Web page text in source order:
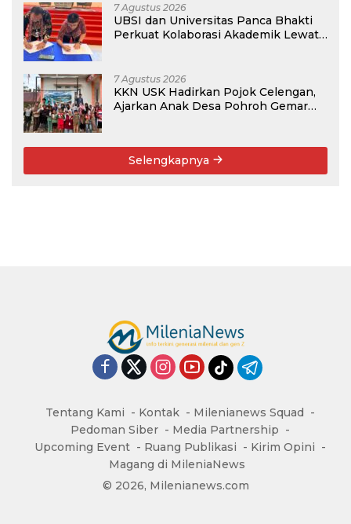
7 Agustus 2026
UBSI dan Universitas Panca Bhakti
Perkuat Kolaborasi Akademik Lewat
7 Agustus 2026
KKN USK Hadirkan Pojok Celengan,
Ajarkan Anak Desa Pohroh Gemar
Selengkapnya
Tentang Kami Kontak
Milenianews Squad
Pedoman Siber
Media Partnership
Upcoming Event
Ruang Publikasi
Kirim Opini
Magang di MileniaNews
© 2026, Milenianews.com